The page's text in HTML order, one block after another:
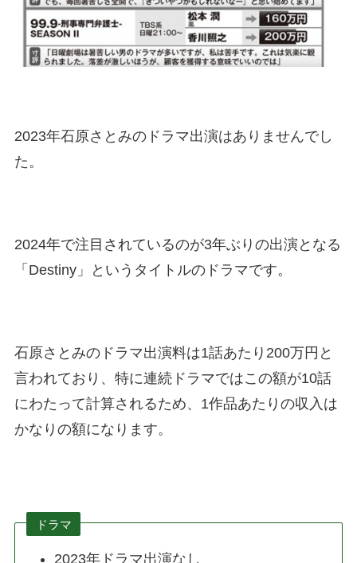
2023年石原さとみのドラマ出演はありませんでし
た。
2024年で注目されているのが3年ぶりの出演となる
「Destiny」というタイトルのドラマです。
石原さとみのドラマ出演料は1話あたり200万円と
言われており、特に連続ドラマではこの額が10話
にわたって計算されるため、1作品あたりの収入は
かなりの額になります​。
ドラマ
2023年ドラマ出演なし